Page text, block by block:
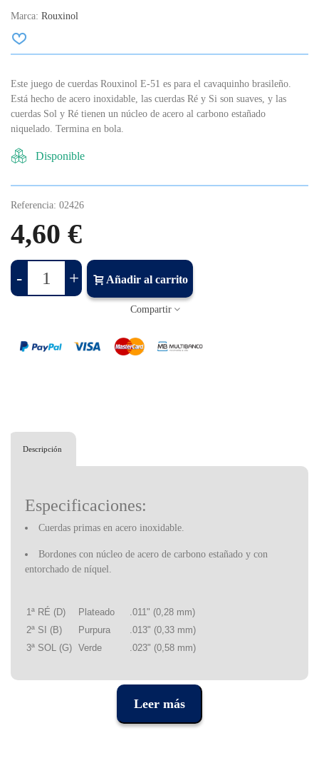
Marca: Rouxinol
Este juego de cuerdas Rouxinol E-51 es para el cavaquinho brasileño.
Está hecho de acero inoxidable, las cuerdas Ré y Si son suaves, y las
cuerdas Sol y Ré tienen un núcleo de acero al carbono estañado
niquelado. Termina en bola.
Disponible
Referencia: 02426
4,60 €
- + Añadir al carrito
Compartir
Descripción
Especificaciones:
Cuerdas primas en acero inoxidable.
Bordones con núcleo de acero de carbono estañado y con
entorchado de níquel.
1ª RÉ (D) Plateado
.011" (0,28 mm)
2ª SI (B)
Purpura
.013" (0,33 mm)
3ª SOL (G)
Verde
.023" (0,58 mm)
Leer más